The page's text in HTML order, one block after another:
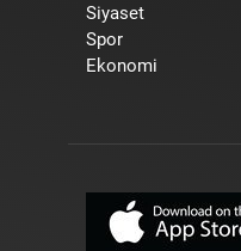
Siyaset
Spor
Ekonomi